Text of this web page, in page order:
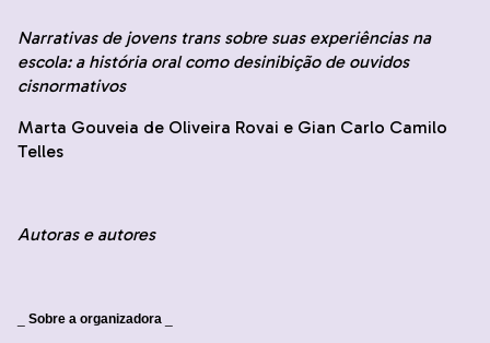
Narrativas de jovens trans sobre suas experiências na
escola: a história oral como desinibição de ouvidos
cisnormativos
Marta Gouveia de Oliveira Rovai e Gian Carlo Camilo
Telles
Autoras e autores
Sobre a organizadora